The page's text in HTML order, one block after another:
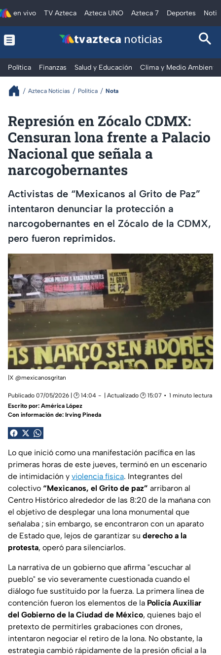
en vivo TV Azteca Azteca UNO Azteca 7 Deportes
tv azteca noticias
Política Finanzas Salud y Educación Clima y Medio Ambiente
Azteca Noticias Política Nota
Represión en Zócalo CDMX:
Censuran lona frente a Palacio
Nacional que señala a
narcogobernantes
Activistas de “Mexicanos al Grito de Paz”
intentaron denunciar la protección a
narcogobernantes en el Zócalo de la CDMX,
pero fueron reprimidos.
|X @mexicanosgritan
Publicado 07/05/2026 | 🕑 14:04 | Actualizado 🕑 15:07
1 minuto lectura
Escrito por: América López
Con información de: Irving Pineda
Lo que inició como una manifestación pacífica en las
primeras horas de este jueves, terminó en un escenario
de intimidación y violencia física. Integrantes del
colectivo “Mexicanos, el Grito de paz” arribaron al
Centro Histórico alrededor de las 8:20 de la mañana con
el objetivo de desplegar una lona monumental que
señalaba ; sin embargo, se encontraron con un aparato
de Estado que, lejos de garantizar su derecho a la
protesta, operó para silenciarlos.
La narrativa de un gobierno que afirma "escuchar al
pueblo" se vio severamente cuestionada cuando el
diálogo fue sustituido por la fuerza. La primera línea de
contención fueron los elementos de la Policía Auxiliar
del Gobierno de la Ciudad de México, quienes bajo el
pretexto de permitirles grabaciones con drones,
intentaron negociar el retiro de la lona. No obstante, la
estrategia cambió rápidamente de la presión oficial a la